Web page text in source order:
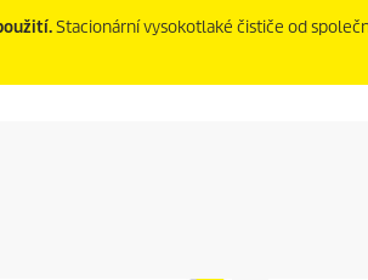
Stacionární vysokotlaké čističe od